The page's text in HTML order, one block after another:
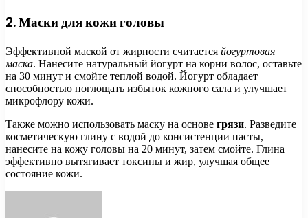
2. Маски для кожи головы
Эффективной маской от жирности считается йогуртовая
маска. Нанесите натуральный йогурт на корни волос, оставьте
на 30 минут и смойте теплой водой. Йогурт обладает
способностью поглощать избыток кожного сала и улучшает
микрофлору кожи.
Также можно использовать маску на основе грязи. Разведите
косметическую глину с водой до консистенции пасты,
нанесите на кожу головы на 20 минут, затем смойте. Глина
эффективно вытягивает токсины и жир, улучшая общее
состояние кожи.